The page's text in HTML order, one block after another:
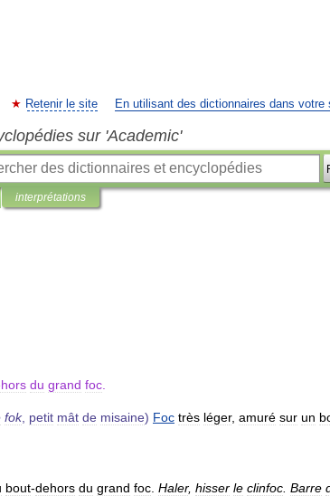
Retenir le site En utilisant des dictionnaires dans votre
sur 'Academic'
interprétations
du grand foc
fok, petit mât de misaine) Foc très léger, amuré sur un
bout-dehors du grand foc Haler, hisser le clinfoc Barre